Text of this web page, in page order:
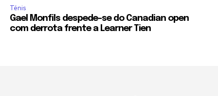
Ténis
Gael Monfils despede-se do Canadian open
com derrota frente a Learner Tien